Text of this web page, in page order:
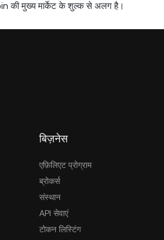
की मुख्य मार्केट के शुल्क से अलग है।
बिज़नेस
एफ़िलिएट प्रोग्राम
ब्रोकर्स
संस्थान
API सेवाएं
टोकन लिस्टिंग